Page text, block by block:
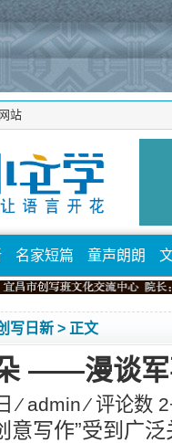
站
名家短篇 童声朗朗
写日新 > 正文
——漫谈军
⁄ admin⁄ 评论数
意写作”受到广